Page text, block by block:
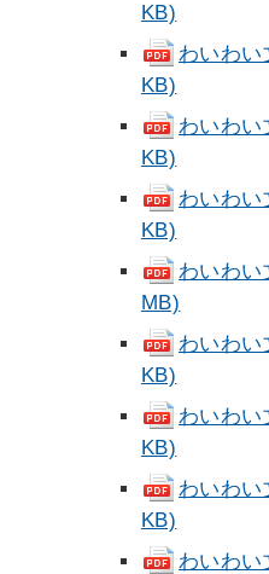
KB)
わいわい
KB)
わいわい
KB)
わいわい
KB)
わいわい
MB)
わいわい
KB)
わいわい
KB)
わいわい
KB)
わいわい